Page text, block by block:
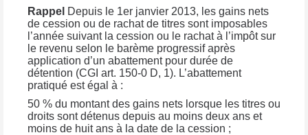
Rappel Depuis le 1er janvier 2013, les gains nets
de cession ou de rachat de titres sont imposables
l’année suivant la cession ou le rachat à l’impôt sur
le revenu selon le barème progressif après
application d’un abattement pour durée de
détention (CGI art. 150-0 D, 1). L’abattement
pratiqué est égal à :
50 % du montant des gains nets lorsque les titres ou
droits sont détenus depuis au moins deux ans et
moins de huit ans à la date de la cession ;